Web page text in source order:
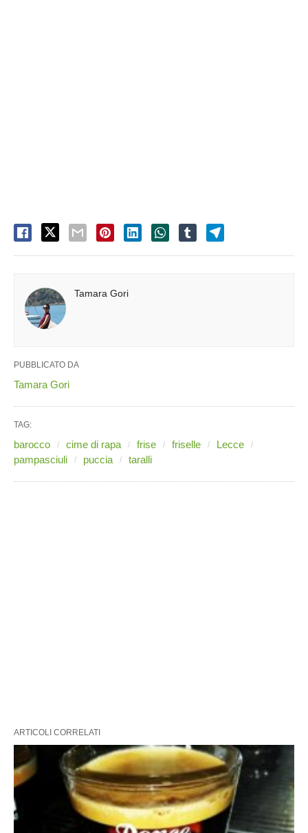
Tamara Gori
PUBBLICATO DA
Tamara Gori
TAG:
barocco cime di rapa frise friselle
Lecce
pampasciuli
puccia taralli
ARTICOLI CORRELATI